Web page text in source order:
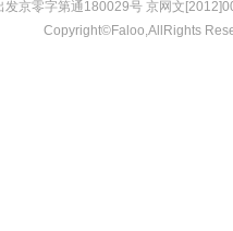
发京零字第通180029号 京网文
Copyright©Faloo,AllRights